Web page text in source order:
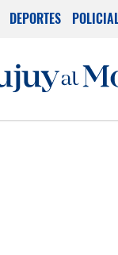
DEPORTES